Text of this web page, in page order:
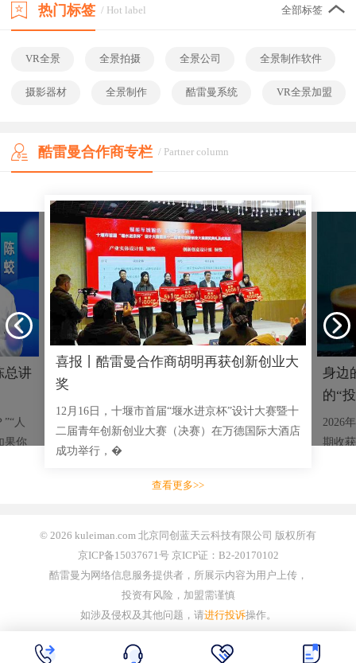
热门标签 / Hot label 全部标签
VR全景 全景拍摄 全景公司 全景制作软件
摄影器材 全景制作 酷雷曼系统 VR全景加盟
酷雷曼合作商专栏 / Partner column
总讲
人
果你
喜报丨酷雷曼合作商胡明再获创新创业大
奖
12月16日，十堰市首届“堰水进京杯”设计大赛暨十
二届青年创新创业大赛（决赛）在万德国际大酒店
成功举行，�
身边
的“
2026
期收
查看更多>>
© 2026 kuleiman.com 北京同创蓝天云科技有限公司 版权所有
京ICP备15037671号 京ICP证：B2-20170102
酷雷曼为网络信息服务提供者，所展示内容为用户上传，
投资有风险，加盟需谨慎
如涉及侵权及其他问题，请进行投诉操作。